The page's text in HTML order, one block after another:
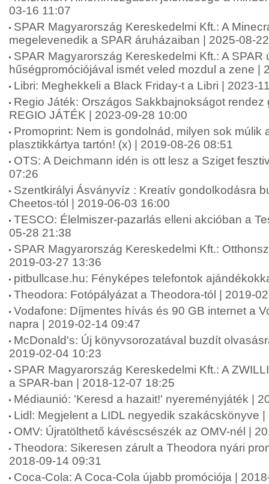
03-16 11:07
SPAR Magyarország Kereskedelmi Kft.: A
megelevenedik a SPAR áruházaiban | 2025-08-
SPAR Magyarország Kereskedelmi Kft.: A SPAR
hűségpromóciójával ismét veled mozdul a zene |
Libri: Meghekkeli a Black Friday-t a Libri | 2023-
Regio Játék: Országos Sakkbajnokságot rendez
REGIO JÁTÉK | 2023-09-28 10:00
Promoprint: Nem is gondolnád, milyen sok múlik
plasztikkártya tartón! (x) | 2019-08-26 08:51
OTS: A Deichmann idén is ott lesz a Sziget
07:26
Szentkirályi Ásványvíz : Kreatív gondolkodásra
Cheetos-tól | 2019-06-03 16:00
TESCO: Élelmiszer-pazarlás elleni akcióban a
05-28 21:38
SPAR Magyarország Kereskedelmi Kft.:
2019-03-27 13:36
pitbullcase.hu: Fényképes telefontok
Theodora: Fotópályázat a Theodora-tól | 2019-
Vodafone: Díjmentes hívás és 90 GB internet a
napra | 2019-02-14 09:47
McDonald's: Új könyvsorozatával buzdít
2019-02-04 10:23
SPAR Magyarország Kereskedelmi Kft.: A
a SPAR-ban | 2018-12-07 18:25
Médiaunió: 'Keresd a hazait!' nyereményjáték |
Lidl: Megjelent a LIDL negyedik szakácskönyve
OMV: Újratölthető kávéscsészék az OMV-nél |
Theodora: Sikeresen zárult a Theodora nyári
2018-09-14 09:31
Coca-Cola: A Coca-Cola újabb promóciója |